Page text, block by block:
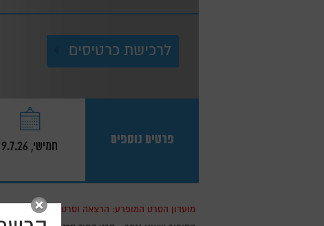
לרכישת כרטיסים
פרטים נוספים חמישי, 9.7.26
מועדון הסרט המופרע: הרצאה וסרט בכרטיס אחד